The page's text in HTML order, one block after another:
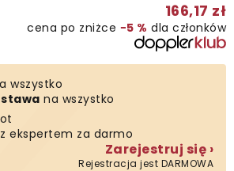
166,17 zł
cena po zniżce −5 % dla członków
wszystko
na wszystko
z ekspertem za darmo
Zarejestruj się ›
Rejestracja jest DARMOWA